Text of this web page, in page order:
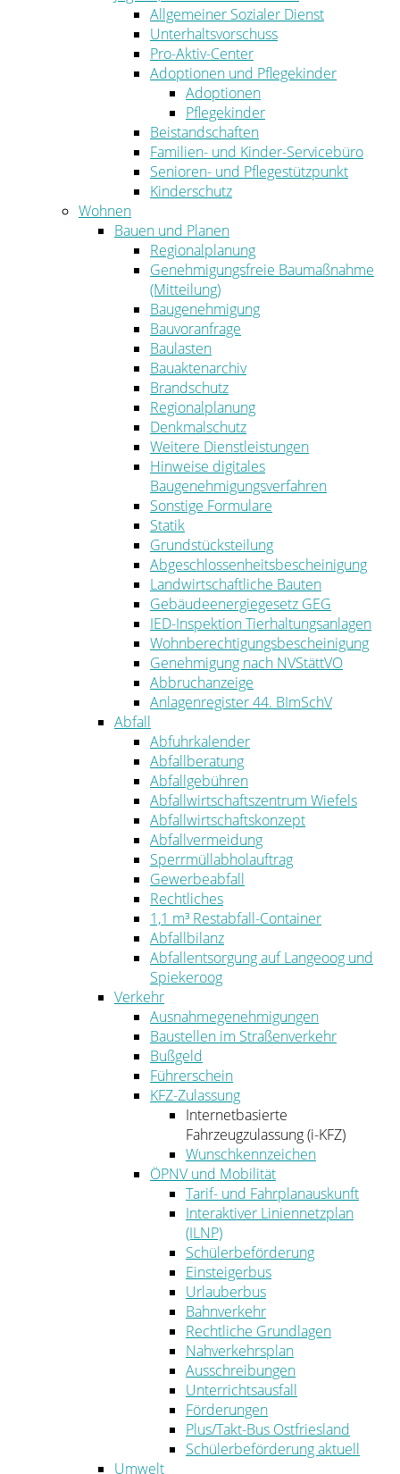
Allgemeiner Sozialer Dienst
Unterhaltsvorschuss
Pro-Aktiv-Center
Adoptionen und Pflegekinder
Adoptionen
Pflegekinder
Beistandschaften
Familien- und Kinder-Servicebüro
Senioren- und Pflegestützpunkt
Kinderschutz
Wohnen
Bauen und Planen
Regionalplanung
Genehmigungsfreie Baumaßnahme
(Mitteilung)
Baugenehmigung
Bauvoranfrage
Baulasten
Bauaktenarchiv
Brandschutz
Regionalplanung
Denkmalschutz
Weitere Dienstleistungen
Hinweise digitales
Baugenehmigungsverfahren
Sonstige Formulare
Statik
Grundstücksteilung
Abgeschlossenheitsbescheinigung
Landwirtschaftliche Bauten
Gebäudeenergiegesetz GEG
IED-Inspektion Tierhaltungsanlagen
Wohnberechtigungsbescheinigung
Genehmigung nach NVStättVO
Abbruchanzeige
Anlagenregister 44. BImSchV
Abfall
Abfuhrkalender
Abfallberatung
Abfallgebühren
Abfallwirtschaftszentrum Wiefels
Abfallwirtschaftskonzept
Abfallvermeidung
Sperrmüllabholauftrag
Gewerbeabfall
Rechtliches
1,1 m³ Restabfall-Container
Abfallbilanz
Abfallentsorgung auf Langeoog und
Spiekeroog
Verkehr
Ausnahmegenehmigungen
Baustellen im Straßenverkehr
Bußgeld
Führerschein
KFZ-Zulassung
Internetbasierte
Fahrzeugzulassung (i-KFZ)
Wunschkennzeichen
ÖPNV und Mobilität
Tarif- und Fahrplanauskunft
Interaktiver Liniennetzplan
(ILNP)
Schülerbeförderung
Einsteigerbus
Urlauberbus
Bahnverkehr
Rechtliche Grundlagen
Nahverkehrsplan
Ausschreibungen
Unterrichtsausfall
Förderungen
Plus/Takt-Bus Ostfriesland
Schülerbeförderung aktuell
Umwelt